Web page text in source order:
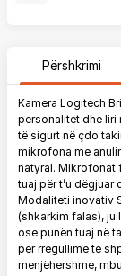
Përshkrimi
Kamera Logitech
personalitet dhe liri
të sigurt në çdo
mikrofona me
natyral. Mikrofonat
tuaj për t’u
Modaliteti inovativ
(shkarkim falas), ju
ose punën tuaj në
për rregullime të
menjëhershme,